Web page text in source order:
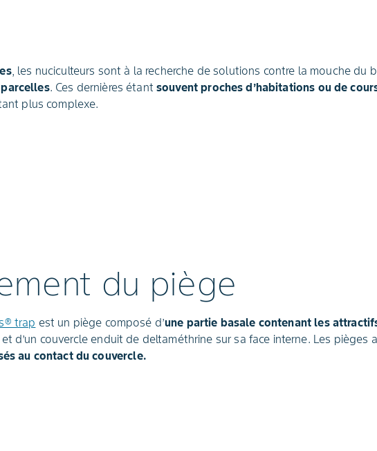
, les nuciculteurs sont à la recherche de solutions contre la mouche du
. Ces dernières étantsouvent proches d’habitations ou de
plus complexe.
du piège
trap est un piège composé d’une partie basale contenant les
et d’un couvercle enduit de deltaméthrine sur sa face interne. Les pièges
au contact du couvercle.